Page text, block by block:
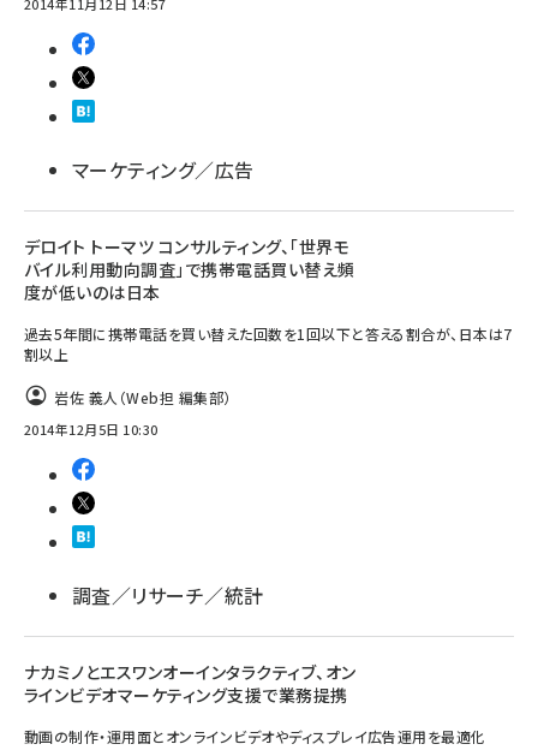
マーケティング／広告
デロイト トーマツ コンサルティング、「世界モ
バイル利用動向調査」で携帯電話買い替え頻
度が低いのは日本
過去5年間に携帯電話を買い替えた回数を1回以下と答える割合が、日本は7
割以上
岩佐 義人（Web担 編集部）
2014年12月5日 10:30
調査／リサーチ／統計
ナカミノとエスワンオーインタラクティブ、オン
ラインビデオマーケティング支援で業務提携
動画の制作・運用面とオンラインビデオやディスプレイ広告運用を最適化